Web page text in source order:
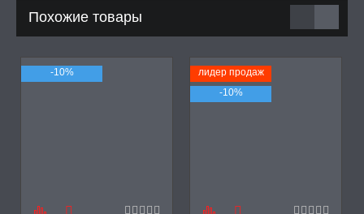
Похожие товары
-10%
лидер продаж
-10%